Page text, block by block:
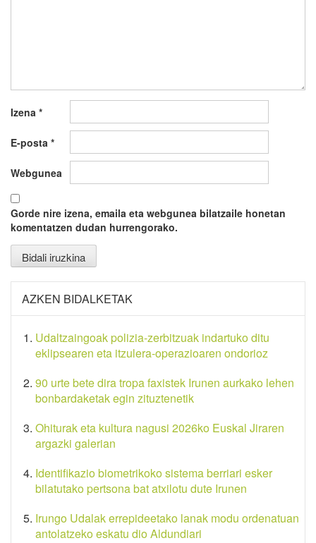
Izena *
E-posta *
Webgunea
Gorde nire izena, emaila eta webgunea bilatzaile honetan
komentatzen dudan hurrengorako.
AZKEN BIDALKETAK
Udaltzaingoak polizia-zerbitzuak indartuko ditu
eklipsearen eta itzulera-operazioaren ondorioz
90 urte bete dira tropa faxistek Irunen aurkako lehen
bonbardaketak egin zituztenetik
Ohiturak eta kultura nagusi 2026ko Euskal Jiraren
argazki galerian
Identifikazio biometrikoko sistema berriari esker
bilatutako pertsona bat atxilotu dute Irunen
Irungo Udalak errepideetako lanak modu ordenatuan
antolatzeko eskatu dio Aldundiari